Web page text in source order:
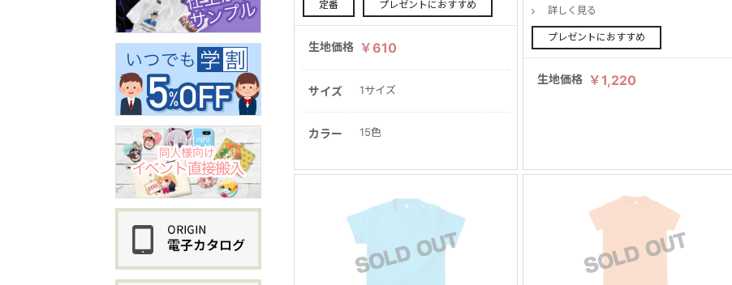
定番 プレゼントにおすすめ
生地価格 ￥610
サイズ 1サイズ
カラー 15色
詳しく見る
プレゼントにおすすめ
生地価格 ￥1,220